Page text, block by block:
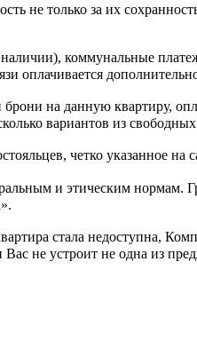
не только за их
коммунальные
оплачивается
на данную квартиру,
вариантов из свободных
четко указанное на
и этическим нормам.
стала недоступна,
не устроит не одна из